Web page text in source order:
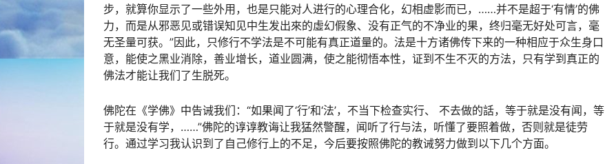
步，就算你显示了一些外用，也是只能对人进行的心理合化，幻相虚影而已，……并不是超于‘有情’的佛
力，而是从邪恶见或错误知见中生发出來的虛幻假象、没有正气的不净业的果，终归毫无好处可言，毫
无圣量可获。”因此，只修行不学法是不可能有真正道量的。法是十方诸佛传下来的一种相应于众生身口
意，能使之黑业消除，善业增长，道业圆满，使之能彻悟本性，证到不生不灭的方法，只有学到真正的
佛法才能让我们了生脱死。
佛陀在《学佛》中告诫我们：“如果闻了‘行’和‘法’，不当下检查实行、 不去做的話，等于就是没有闻，等
于就是没有学，……”佛陀的谆谆教诲让我猛然警醒，闻听了行与法，听懂了要照着做，否则就是徒劳
行。通过学习我认识到了自己修行上的不足，今后要按照佛陀的教诫努力做到以下几个方面。